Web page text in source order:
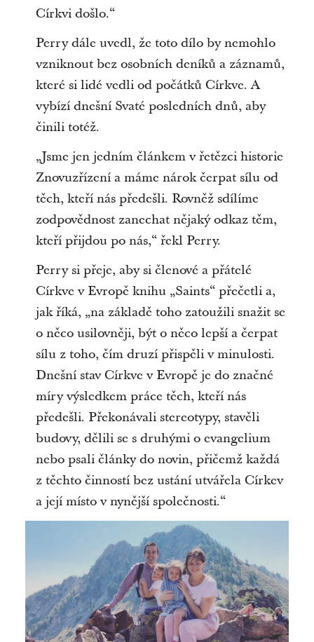
Církvi došlo.“
Perry dále uvedl, že toto dílo by nemohlo
vzniknout bez osobních deníků a záznamů,
které si lidé vedli od počátků Církve. A
vybízí dnešní Svaté posledních dnů, aby
činili totéž.
„Jsme jen jedním článkem v řetězci historie
Znovuzřízení a máme nárok čerpat sílu od
těch, kteří nás předešli. Rovněž sdílíme
zodpovědnost zanechat nějaký odkaz těm,
kteří přijdou po nás,“ řekl Perry.
Perry si přeje, aby si členové a přátelé
Církve v Evropě knihu „Saints“ přečetli a,
jak říká, „na základě toho zatoužili snažit se
o něco usilovněji, být o něco lepší a čerpat
sílu z toho, čím druzí přispěli v minulosti.
Dnešní stav Církve v Evropě je do značné
míry výsledkem práce těch, kteří nás
předešli. Překonávali stereotypy, stavěli
budovy, dělili se s druhými o evangelium
nebo psali články do novin, přičemž každá
z těchto činností bez ustání utvářela Církev
a její místo v nynější společnosti.“